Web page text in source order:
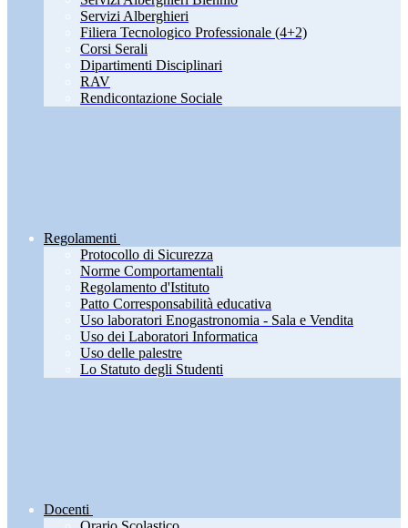
Servizi Alberghieri
Filiera Tecnologico Professionale (4+2)
Corsi Serali
Dipartimenti Disciplinari
RAV
Rendicontazione Sociale
Regolamenti
Protocollo di Sicurezza
Norme Comportamentali
Regolamento d'Istituto
Patto Corresponsabilità educativa
Uso laboratori Enogastronomia - Sala e Vendita
Uso dei Laboratori Informatica
Uso delle palestre
Lo Statuto degli Studenti
Docenti